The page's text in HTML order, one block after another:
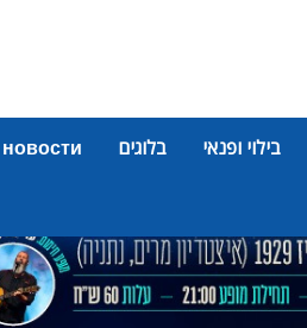
בילוי ופנאי בלוגים новости